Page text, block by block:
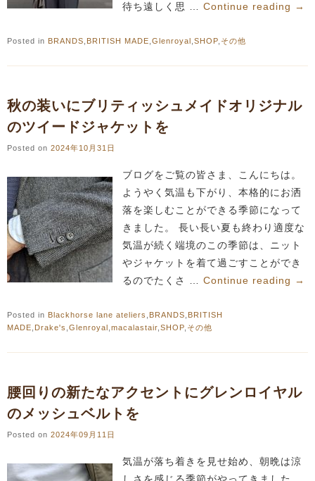
待ち遠しく思 … Continue reading →
Posted in BRANDS BRITISH MADE Glenroyal SHOP その他
秋の装いにブリティッシュメイドオリジナル
のツイードジャケットを
Posted on 2024年10月31日
ブログをご覧の皆さま、こんにちは。
ようやく気温も下がり、本格的にお洒
落を楽しむことができる季節になって
きました。 長い長い夏も終わり適度な
気温が続く端境のこの季節は、ニット
やジャケットを着て過ごすことができ
るのでたくさ … Continue reading →
Posted in Blackhorse lane ateliers BRANDS BRITISH
MADE Drake's Glenroyal macalastair SHOP その他
腰回りの新たなアクセントにグレンロイヤル
のメッシュベルトを
Posted on 2024年09月11日
気温が落ち着きを見せ始め、朝晩は涼
しさを感じる季節がやってきました。